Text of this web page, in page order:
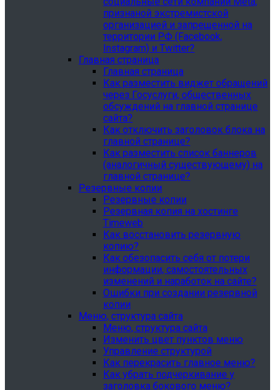
признаной экстремистской
организацией и запрещенной на
территории РФ (Facebook,
Instagram) и Twitter?
Главная страница
Главная страница
Как разместить виджет обращений
через Госуслуги, общественных
обсуждений на главной странице
сайта?
Как отключить заголовок блока на
главной странице?
Как разместить список баннеров
(аналогичный существующему) на
главной странице?
Резервные копии
Резервные копии
Резервная копия на хостинге
Timeweb
Как восстановить резервную
копию?
Как обезопасить себя от потери
информации, самостоятельных
изменений и наработок на сайте?
Ошибки при создании резервной
копии
Меню, структура сайта
Меню, структура сайта
Изменить цвет пунктов меню
Управление структурой
Как перекрасить главное меню?
Как убрать подчеркивание у
заголовка бокового меню?